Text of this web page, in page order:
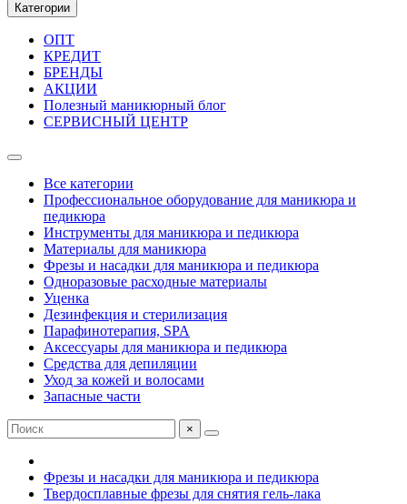
Категории
ОПТ
КРЕДИТ
БРЕНДЫ
АКЦИИ
Полезный маникюрный блог
СЕРВИСНЫЙ ЦЕНТР
Все категории
Профессиональное оборудование для маникюра и
педикюра
Инструменты для маникюра и педикюра
Материалы для маникюра
Фрезы и насадки для маникюра и педикюра
Одноразовые расходные материалы
Уценка
Дезинфекция и стерилизация
Парафинотерапия, SPA
Аксессуары для маникюра и педикюра
Средства для депиляции
Уход за кожей и волосами
Запасные части
×
Фрезы и насадки для маникюра и педикюра
Твердосплавные фрезы для снятия гель-лака